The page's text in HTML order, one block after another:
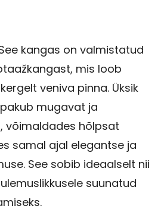
kangas on valmistatud
mis loob
veniva pinna. Üksik
mugavat ja
võimaldades hõlpsat
samal ajal elegantse ja
See sobib ideaalselt nii
suunatud